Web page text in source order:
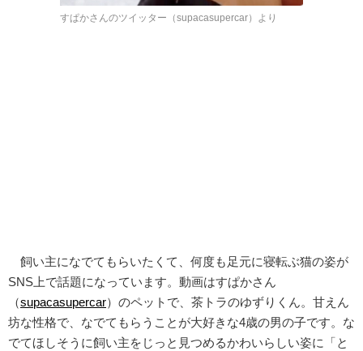
すぱかさんのツイッター（supacasupercar）より
飼い主になでてもらいたくて、何度も足元に寝転ぶ猫の姿が
SNS上で話題になっています。動画はすぱかさん
（supacasupercar）のペットで、茶トラのゆずりくん。甘えん
坊な性格で、なでてもらうことが大好きな4歳の男の子です。な
でてほしそうに飼い主をじっと見つめるかわいらしい姿に「と